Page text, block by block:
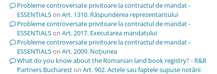
Probleme controversate privitoare la contractul de mandat -
ESSENTIALSon Art. 1310. Răspunderea reprezentantului
Probleme controversate privitoare la contractul de mandat -
ESSENTIALSon Art. 2017. Executarea mandatului
Probleme controversate privitoare la contractul de mandat -
ESSENTIALSon Art. 2009. Noţiunea
What do you know about the Romanian land book registry? - R&R
Partners Buchareston Art. 902. Actele sau faptele supuse notării